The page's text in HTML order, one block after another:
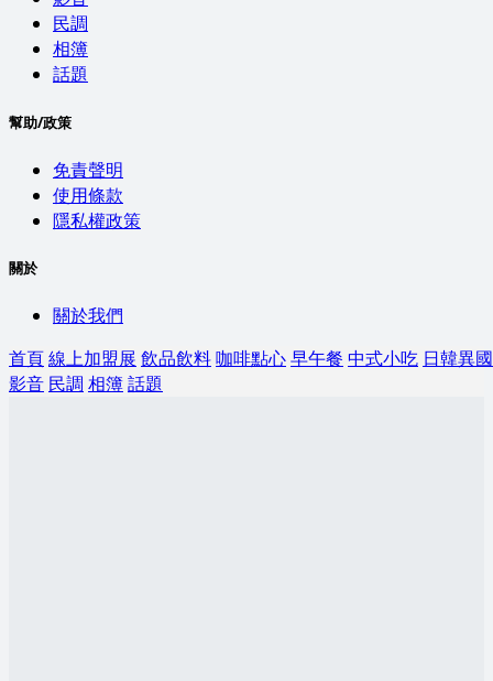
民調
相簿
話題
幫助/政策
免責聲明
使用條款
隱私權政策
關於
關於我們
首頁線上加盟展 飲品飲料咖啡點心早午餐 中式小吃 日韓異國
影音 民調 相簿話題